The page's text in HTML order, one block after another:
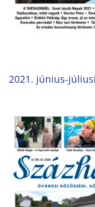
2021. június-